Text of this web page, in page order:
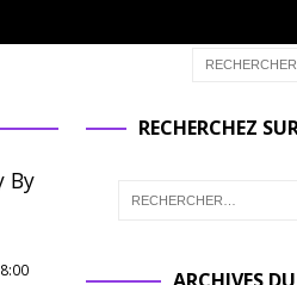
By
RECHERCHEZ